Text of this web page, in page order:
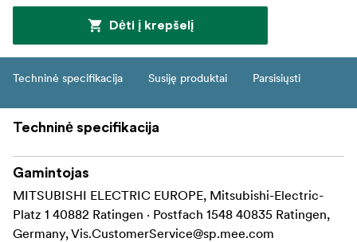
Dėti į krepšelį
Techninė specifikacija Susiję produktai Parsisiųsti
Techninė specifikacija
Gamintojas
MITSUBISHI ELECTRIC EUROPE, Mitsubishi-Electric-
Platz 1 40882 Ratingen · Postfach 1548 40835 Ratingen,
Germany, Vis.CustomerService@sp.mee.com